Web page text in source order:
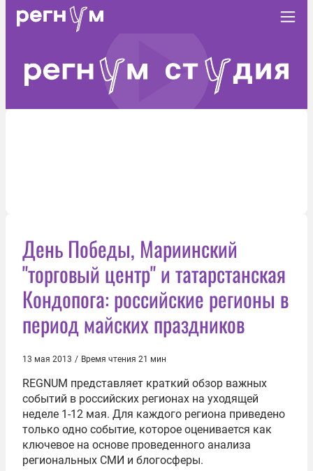
День Победы, Мариинский
"торговый центр" и татарстанская
Кондопога: российские регионы в
период майских праздников
13 мая 2013 / Время чтения 21 мин
REGNUM представляет краткий обзор важных
событий в российских регионах на уходящей
неделе 1-12 мая. Для каждого региона приведено
только одно событие, которое оценивается как
ключевое на основе проведенного анализа
региональных СМИ и блогосферы.